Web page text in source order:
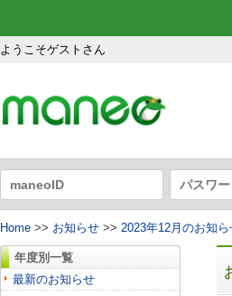
ようこそゲストさん
Home >> お知らせ >> 2023年12月のお知ら
年度別一覧
最新のお知らせ